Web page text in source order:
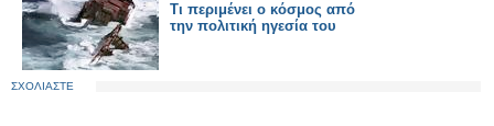
Τι περιμένει ο κόσμος από
την πολιτική ηγεσία του
ΣΧΟΛΙΑΣΤΕ